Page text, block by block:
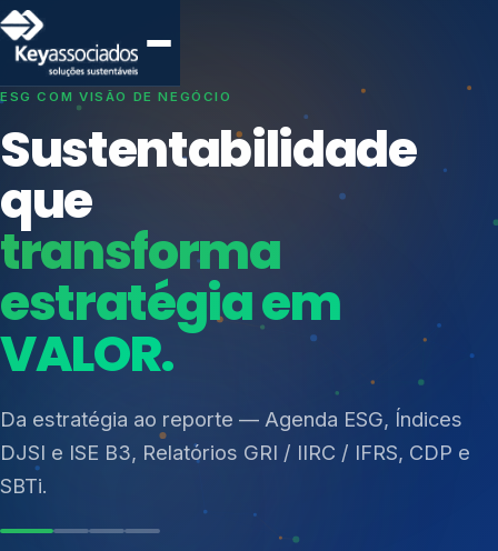
SISTEMAS DE GESTÃO OTIMIZADOS E INTEGRADOS
Conformidade que
protege seu
negócio.
Consultoria, auditoria e treinamentos em ISO 27001,
ISO 27701, ISO 42001, ISO 37001, ISO 9001, ISO
14001, ISO 45001, ONA e PNQ — Gestão de
resíduos sólidos (PGRS/PMGRS).
Índices de Mercado
Mudanças Climáticas
Reputação e Cadeia
Reporte Regulatório